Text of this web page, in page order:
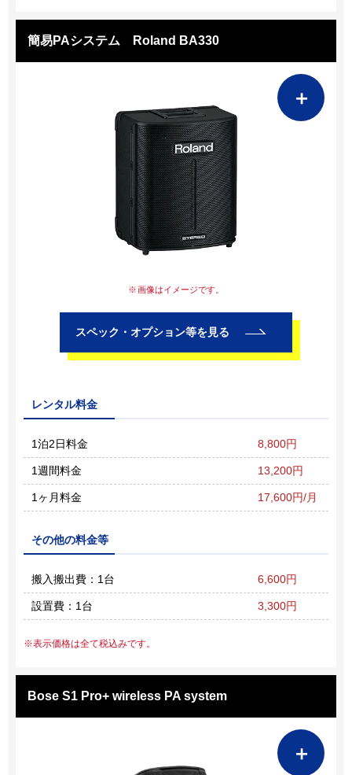
簡易PAシステム Roland BA330
＋
画像はイメージです。
スペック・オプション等を見る
レンタル料金
1泊2日料金 8,800円
1週間料金 13,200円
1ヶ月料金 17,600円/月
その他の料金等
搬入搬出費：1台 6,600円
設置費：1台 3,300円
表示価格は全て税込みです。
Bose S1 Pro+ wireless PA system
＋